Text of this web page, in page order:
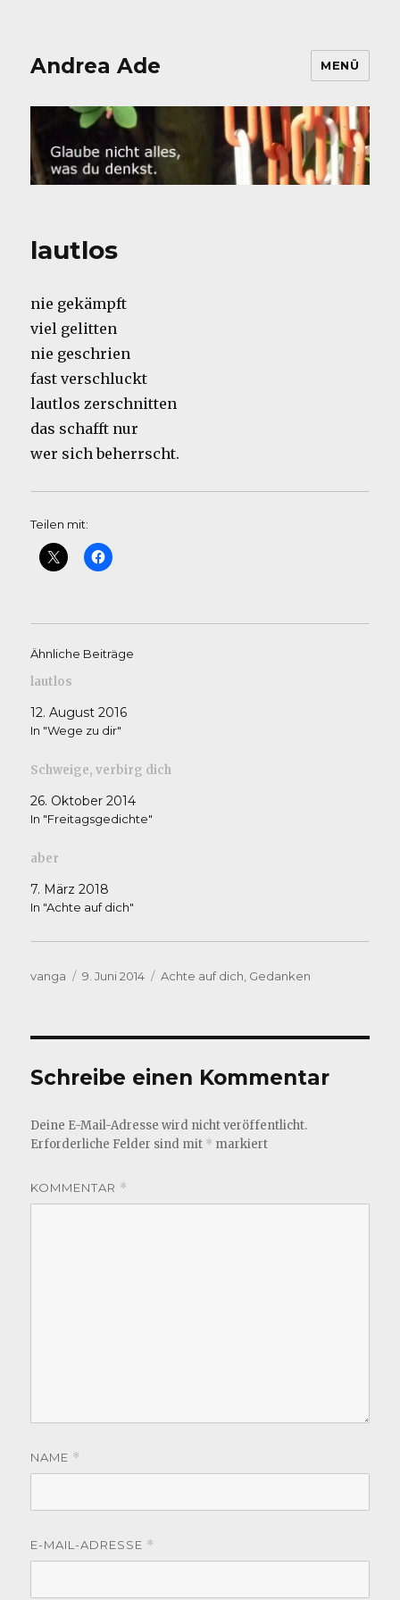
Andrea Ade MENÜ
lautlos
nie gekämpft
viel gelitten
nie geschrien
fast verschluckt
lautlos zerschnitten
das schafft nur
wer sich beherrscht.
Teilen mit:
Ähnliche Beiträge
lautlos
12. August 2016
In "Wege zu dir"
Schweige, verbirg dich
26. Oktober 2014
In "Freitagsgedichte"
aber
7. März 2018
In "Achte auf dich"
Autor
vanga
Veröffentlicht
9. Juni 2014 Kategorien
Achte auf dich Gedanken
Schreibe einen Kommentar
Deine E-Mail-Adresse wird nicht veröffentlicht.
Erforderliche Felder sind mit * markiert
KOMMENTAR *
NAME *
E-MAIL-ADRESSE *